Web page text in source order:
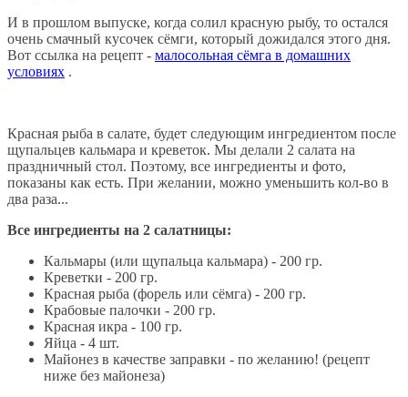
И в прошлом выпуске, когда солил красную рыбу, то остался
очень смачный кусочек сёмги, который дожидался этого дня.
Вот ссылка на рецепт - малосольная сёмга в домашних
условиях .
Красная рыба в салате, будет следующим ингредиентом после
щупальцев кальмара и креветок. Мы делали 2 салата на
праздничный стол. Поэтому, все ингредиенты и фото,
показаны как есть. При желании, можно уменьшить кол-во в
два раза...
Все ингредиенты на 2 салатницы:
Кальмары (или щупальца кальмара) - 200 гр.
Креветки - 200 гр.
Красная рыба (форель или сёмга) - 200 гр.
Крабовые палочки - 200 гр.
Красная икра - 100 гр.
Яйца - 4 шт.
Майонез в качестве заправки - по желанию! (рецепт
ниже без майонеза)